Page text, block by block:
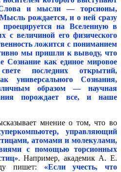
Слова и мысли — торсионы,
рождается, и о ней сразу
на Вселенную в
с величиной его физического
ложится с пониманием
мы пришли к выводу, что
Сознание как единое мировое
последних открытий,
универсального Сознания,
образом — научная
порождает все, и наше
мнение о том, что во
управляющий
атомами и молекулами,
с помощью торсионных
. Например, академик А. Е.
пишет: «Если учесть, что